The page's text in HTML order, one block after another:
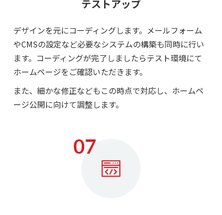
テストアップ
デザインを元にコーディングします。メールフォーム
やCMSの設定など必要なシステムの構築も同時に行い
ます。 コーディングが完了しましたらテスト環境にて
ホームページをご確認いただきます。
また、細かな修正などもこの時点で対応し、ホームペ
ージ公開に向けて調整します。